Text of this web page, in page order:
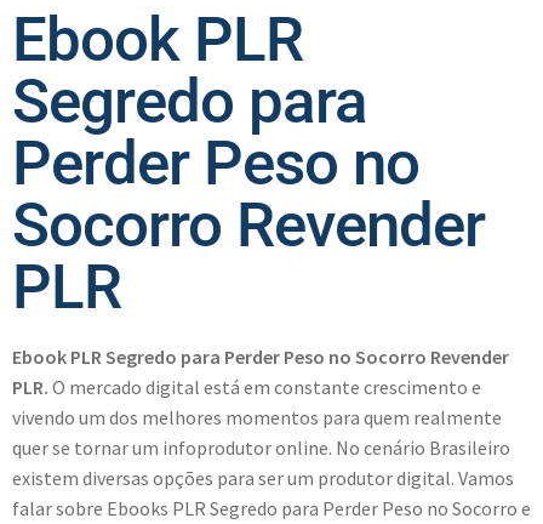
Ebook PLR
Segredo para
Perder Peso no
Socorro Revender
PLR
Ebook PLR Segredo para Perder Peso no Socorro Revender
PLR. O mercado digital está em constante crescimento e
vivendo um dos melhores momentos para quem realmente
quer se tornar um infoprodutor online. No cenário Brasileiro
existem diversas opções para ser um produtor digital. Vamos
falar sobre Ebooks PLR Segredo para Perder Peso no Socorro e